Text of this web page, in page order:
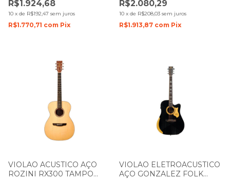
TIGRADO BRILHO COM
CAPA
R$1.924,68
10 x de R$192,47 sem juros
R$1.770,71 com Pix
CAPA
R$2.080,29
10 x de R$208,03 sem juros
R$1.913,87 com Pix
VIOLAO ACUSTICO AÇO
ROZINI RX300 TAMPO
VIOLAO ELETROACUSTICO
AÇO GONZALEZ FOLK